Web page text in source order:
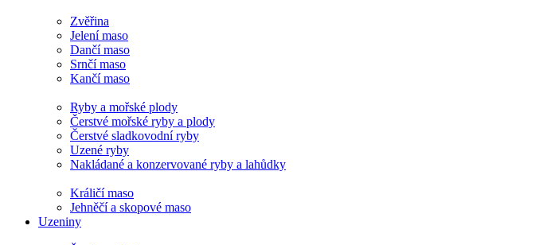
Zvěřina
Jelení maso
Dančí maso
Srnčí maso
Kančí maso
Ryby a mořské plody
Čerstvé mořské ryby a plody
Čerstvé sladkovodní ryby
Uzené ryby
Nakládané a konzervované ryby a lahůdky
Králičí maso
Jehněčí a skopové maso
Uzeniny